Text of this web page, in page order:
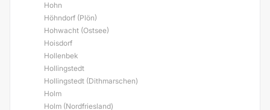
Hohn
Höhndorf (Plön)
Hohwacht (Ostsee)
Hoisdorf
Hollenbek
Hollingstedt
Hollingstedt (Dithmarschen)
Holm
Holm (Nordfriesland)